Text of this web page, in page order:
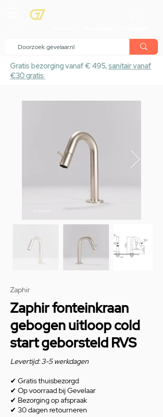
Gratis bezorging vanaf € 495,sanitair vanaf
€30 gratis
Zaphir
Zaphir fonteinkraan
gebogen uitloop cold
start geborsteld RVS
Levertijd: 3-5 werkdagen
✔ Gratis thuisbezorgd
✔ Op voorraad bij Gevelaar
✔ Bezorging op afspraak
✔ 30 dagen retourneren